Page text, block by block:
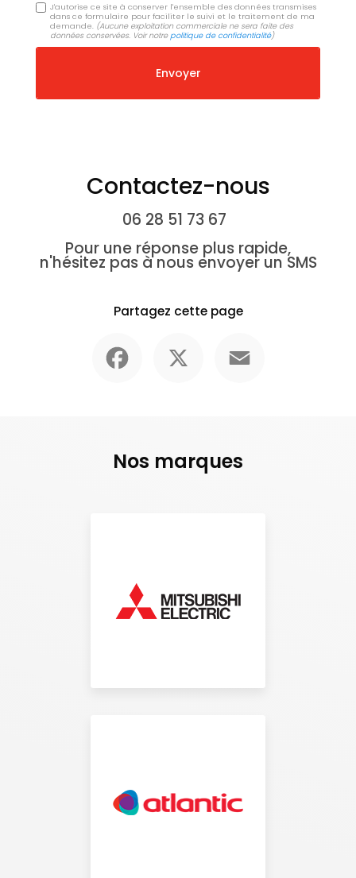
J'autorise ce site à conserver l'ensemble des données transmises
dans ce formulaire pour faciliter le suivi et le traitement de ma
demande. (Aucune exploitation commerciale ne sera faite des
données conservées. Voir notrepolitique de confidentialité)
Contactez-nous
06 28 51 73 67
Pour une réponse plus rapide,
n'hésitez pas à nous envoyer un SMS
Partagez cette page
Nos marques